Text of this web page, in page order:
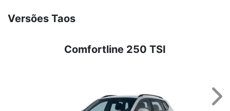
Versões Taos
Comfortline 250 TSI